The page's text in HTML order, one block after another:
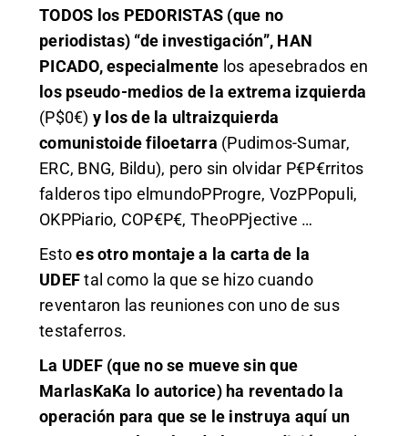
TODOS los PEDORISTAS (que no
periodistas) “de investigación”, HAN
PICADO, especialmente los apesebrados en
los pseudo-medios de la extrema izquierda
(P$0€) y los de la ultraizquierda
comunistoide filoetarra (Pudimos-Sumar,
ERC, BNG, Bildu), pero sin olvidar P€P€rritos
falderos tipo elmundoPProgre, VozPPopuli,
OKPPiario, COP€P€, TheoPPjective …
Estoes otro montaje a la carta de la
UDEFtal como la que se hizo cuando
reventaron las reuniones con uno de sus
testaferros.
La UDEF (que no se mueve sin que
MarlasKaKa lo autorice) ha reventado la
operación para que se le instruya aquí un